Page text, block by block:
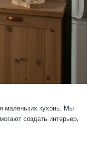
маленьких кухонь. Мы
создать интерьер,